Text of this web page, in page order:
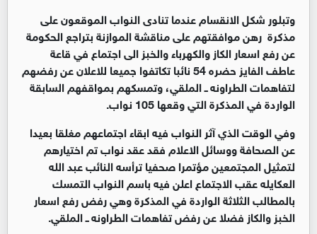
وتبلور شكل الانقسام عندما تنادى النواب الموقعون على
مذكرة رهن موافقتهم على مناقشة الموازنة بتراجع الحكومة
عن رفع اسعار الكاز والكهرباء والخبز الى اجتماع في قاعة
عاطف الفايز حضره 54 نائبا تكاتفوا جميعا للاعلان عن رفضهم
لتفاهمات الطراونه ــ الملقي، وتمسكهم بمواقفهم السابقة
الواردة في المذكرة التي وقعها 105 نواب.
وفي الوقت الذي آثر النواب فيه ابقاء اجتماعهم مغلقا بعيدا
عن الصحافة ووسائل الاعلام فقد عقد نواب تم اختيارهم
لتمثيل المجتمعين مؤتمرا صحفيا ترأسه النائب عبد الله
العكايله عقب الاجتماع اعلن فيه باسم النواب التمسك
بالمطالب الثلاثة الواردة في المذكرة وهي رفض رفع اسعار
الخبز والكاز فضلا عن رفض تفاهمات الطراونه ــ الملقي.